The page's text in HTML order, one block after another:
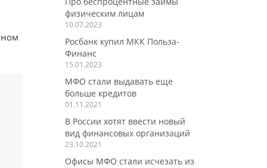
физическим лицам
10.07.2023
Росбанк купил МКК Польза-
Финанс
15.01.2023
МФО стали выдавать еще
больше кредитов
01.11.2021
В России хотят ввести новый
вид финансовых организаций
23.10.2021
Офисы МФО стали исчезать из